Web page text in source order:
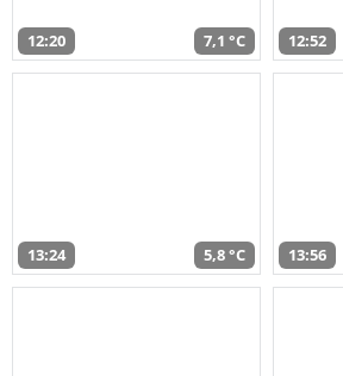
12:20 7,1 °C 12:52
13:24 5,8 °C 13:56